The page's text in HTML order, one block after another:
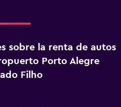
sobre la renta de autos
Porto Alegre
Filho